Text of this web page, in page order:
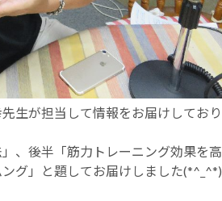
生が担当して情報をお届けしており
、後半「筋力トレーニング効果を高
グ」と題してお届けしました(*^_^*)